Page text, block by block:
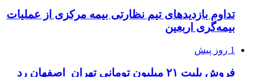
تداوم بازدیدهای تیم نظارتی بیمه مرکزی از عملیات
بیمه‌گری اربعین
1 روز پیش
فروش بلیت ۲۱ میلیون تومانی تهران_اصفهان رد